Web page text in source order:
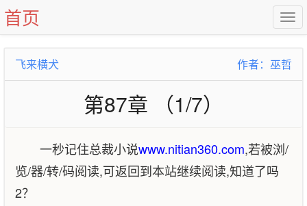
首页
飞来横犬 作者：巫哲
第87章 （1/7）
一秒记住总裁小说www.nitian360.com,若被浏/
览/器/转/码阅读,可返回到本站继续阅读,知道了吗
2？